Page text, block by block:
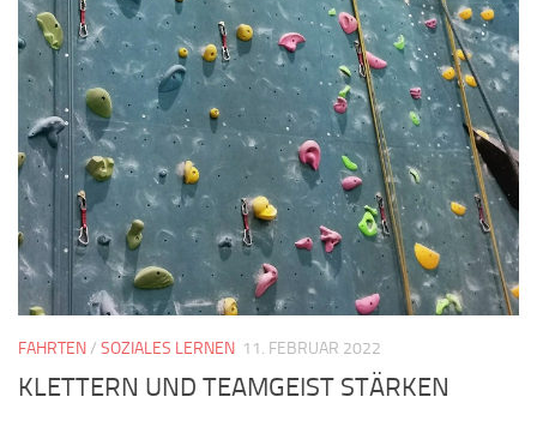
FAHRTEN/ SOZIALES LERNEN 11. FEBRUAR 2022
KLETTERN UND TEAMGEIST STÄRKEN